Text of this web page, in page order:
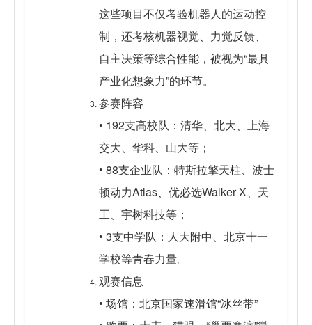
这些项目不仅考验机器人的运动控
制，还考核机器视觉、力觉反馈、
自主决策等综合性能，被视为“最具
产业化想象力”的环节。
参赛阵容
• 192支高校队：清华、北大、上海
交大、华科、山大等；
• 88支企业队：特斯拉擎天柱、波士
顿动力Atlas、优必选Walker X、天
工、宇树科技等；
• 3支中学队：人大附中、北京十一
学校等青春力量。
观赛信息
• 场馆：北京国家速滑馆“冰丝带”